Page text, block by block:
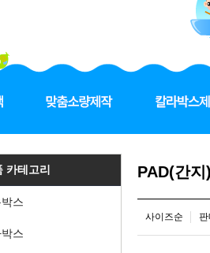
카테고리
스
스
PAD(간
사이즈순